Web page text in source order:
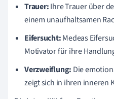
Trauer:Ihre Trauer über
einem unaufhaltsamen
Eifersucht:Medeas
Motivator für ihre
Verzweiflung: Die
zeigt sich in ihren inneren